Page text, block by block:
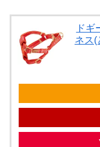
ドギ
ネス(